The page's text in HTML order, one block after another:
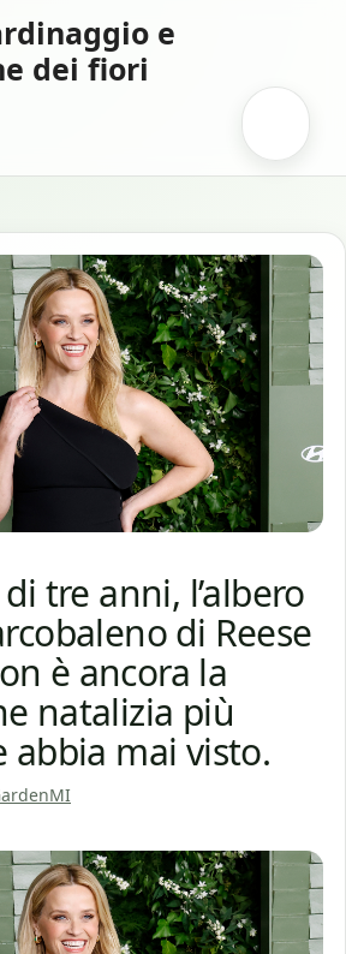
e
dei fiori
tre anni, l’albero
di Reese
è ancora la
natalizia più
abbia mai visto.